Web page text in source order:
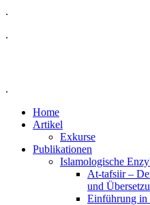
.
.
.
Home
Artikel
Exkurse
Publikationen
Islamologische
At-tafsiir –
und
Einführung in